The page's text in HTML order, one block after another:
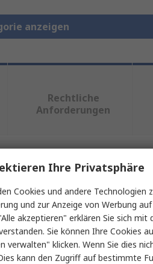
anzeigen
Rechtliche
Anforderungen
oder mehrere Eigenschaften
Wert
TE Connectivity
Rechteckiger Steckverbinder
Ihre Privatsphäre
Cookies und andere
und zur Anzeige von Werbung
akzeptieren" erklären Sie sich
Sie können Ihre Cookies
verwalten" klicken. Wenn Sie dies
kann den Zugriff auf bestimmte